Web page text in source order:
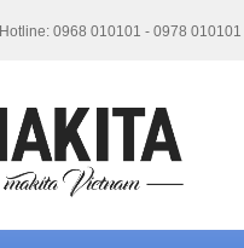
Hotline: 0968 010101 - 0978 010101